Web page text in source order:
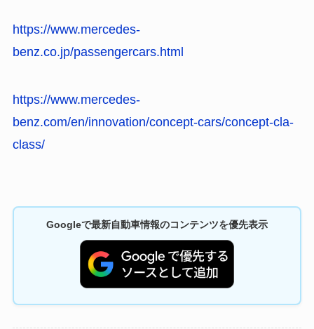
https://www.mercedes-
benz.co.jp/passengercars.html
https://www.mercedes-
benz.com/en/innovation/concept-cars/concept-cla-
class/
Googleで最新自動車情報のコンテンツを優先表示